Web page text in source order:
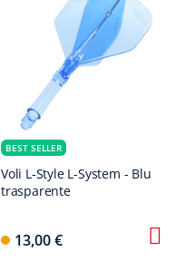
BEST SELLER
Voli L-Style L-System - Blu
trasparente
13,00 €